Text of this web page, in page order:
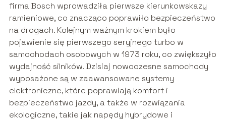
firma Bosch wprowadziła pierwsze kierunkowskazy
ramieniowe, co znacząco poprawiło bezpieczeństwo
na drogach. Kolejnym ważnym krokiem było
pojawienie się pierwszego seryjnego turbo w
samochodach osobowych w 1973 roku, co zwiększyło
wydajność silników. Dzisiaj nowoczesne samochody
wyposażone są w zaawansowane systemy
elektroniczne, które poprawiają komfort i
bezpieczeństwo jazdy, a także w rozwiązania
ekologiczne, takie jak napędy hybrydowe i